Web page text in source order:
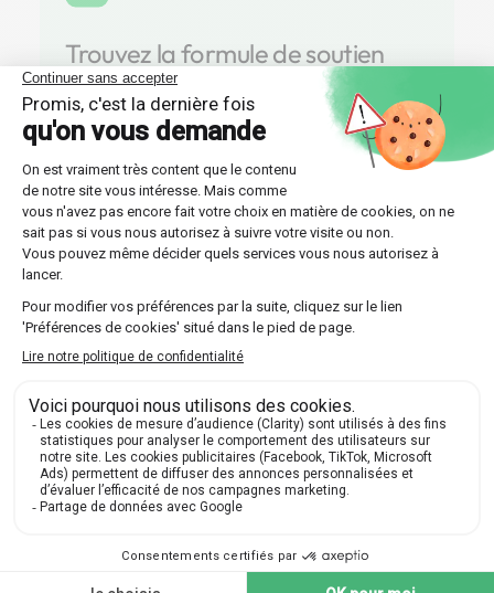
Trouvez la formule de soutien
scolaire parfaite
Optez pour l'une des multiples formules offertes
par Les Sherpas, que ce soit un suivi continu sur
toute l'année ou un stage intensif plus court.
Réponses aux questions
posées par nos futurs élèves
🔍